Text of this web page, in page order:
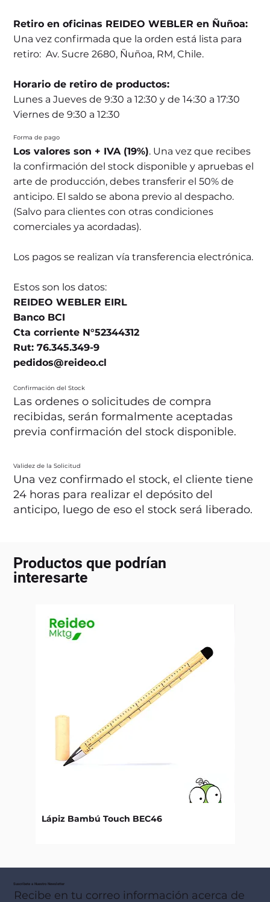
Retiro en oficinas REIDEO WEBLER en Ñuñoa:
Una vez confirmada que la orden está lista para
retiro: Av. Sucre 2680, Ñuñoa, RM, Chile.
Horario de retiro de productos:
Lunes a Jueves de 9:30 a 12:30 y de 14:30 a 17:30
Viernes de 9:30 a 12:30
Forma de pago
Los valores son + IVA (19%). Una vez que recibes
la confirmación del stock disponible y apruebas el
arte de producción, debes transferir el 50% de
anticipo. El saldo se abona previo al despacho.
(Salvo para clientes con otras condiciones
comerciales ya acordadas).
Los pagos se realizan vía transferencia electrónica.
Estos son los datos:
REIDEO WEBLER EIRL
Banco BCI
Cta corriente N°52344312
Rut: 76.345.349-9
pedidos@reideo.cl
Confirmación del Stock
Las ordenes o solicitudes de compra
recibidas, serán formalmente aceptadas
previa confirmación del stock disponible.
Validez de la Solicitud
Una vez confirmado el stock, el cliente tiene
24 horas para realizar el depósito del
anticipo, luego de eso el stock será liberado.
Productos que podrían
interesarte
Lápiz Bambú Touch BEC46
Suscribete a Nuestro Newsletter
Recibe en tu correo información acerca de